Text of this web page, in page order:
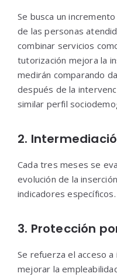
Se busca un
de las personas
combinar servicios
tutorización mejora la
medirán comparando
después de la
similar perfil
2.
Cada tres meses se
evolución de la
indicadores específicos.
3. Protección
Se refuerza el acceso
mejorar la